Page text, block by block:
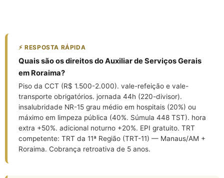
⚡ RESPOSTA RÁPIDA
Quais são os direitos do Auxiliar de Serviços Gerais
em Roraima?
Piso da CCT (R$ 1.500-2.000). vale-refeição e vale-
transporte obrigatórios. jornada 44h (220-divisor).
insalubridade NR-15 grau médio em hospitais (20%) ou
máximo em limpeza pública (40%. Súmula 448 TST). hora
extra +50%. adicional noturno +20%. EPI gratuito. TRT
competente: TRT da 11ª Região (TRT-11) — Manaus/AM +
Roraima. Cobrança retroativa de 5 anos.